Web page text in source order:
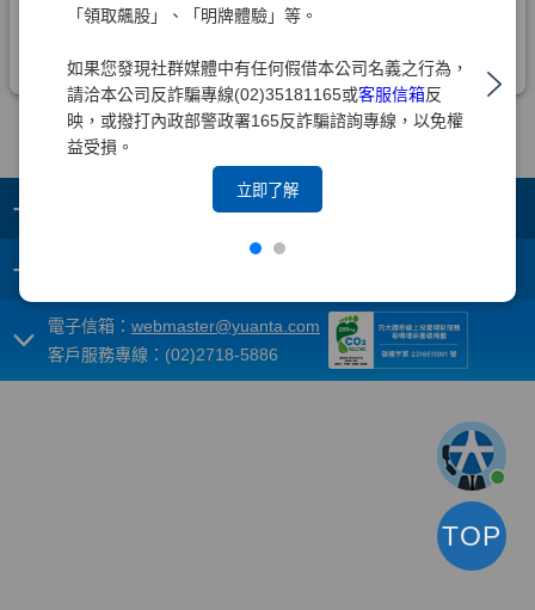
「領取飆股」、「明牌體驗」等。
如果您發現社群媒體中有任何假借本公司名義之行為，
請洽本公司反詐騙專線(02)35181165或客服信箱反
映，或撥打內政部警政署165反詐騙諮詢專線，以免權
益受損。
立即了解
+
+
電子信箱： webmaster@yuanta.com
客戶服務專線：(02)2718-5886
TOP